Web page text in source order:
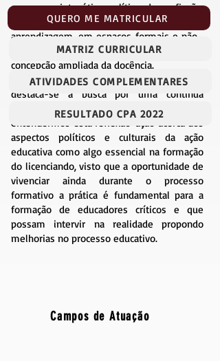
com o projeto ético-político da profissão,
capazes de mediar situações de ensino-
aprendizagem, em espaços formais e não–
formais de ensino, através de uma
concepção ampliada da docência.
Dentre as concepções que regem o curso,
destaca-se a busca por uma contínua
articulação entre a teoria e a prática por
entendermos esta reflexão-ação acerca dos
aspectos políticos e culturais da ação
educativa como algo essencial na formação
do licenciando, visto que a oportunidade de
vivenciar ainda durante o processo
formativo a prática é fundamental para a
formação de educadores críticos e que
possam intervir na realidade propondo
melhorias no processo educativo.
QUERO ME MATRICULAR
MATRIZ CURRICULAR
ATIVIDADES COMPLEMENTARES
RESULTADO CPA 2022
Campos de Atuação